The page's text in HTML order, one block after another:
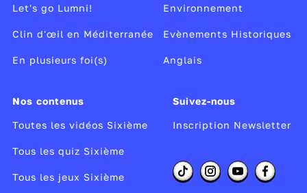
indéfiniment. Si on veut que le chat arrête
d'avancer lorsqu'il touche l'hippopotame, il
faut insérer le bloc « stop ce script » pour
Pour en savoir plus, découvrez comment
synchroniser les actions dans Scratch et
apprenez les bases du langage de
programmation avec Micode dans3 minutes
Let's go Lumni!
Clin d'œil en Méditerranée
En plusieurs foi(s)
Environnement
Evènements Historiques
Anglais
Nos contenus
Toutes les vidéos Sixième
Tous les quiz Sixième
Tous les jeux Sixième
Suivez-nous
Inscription Newsletter